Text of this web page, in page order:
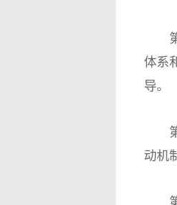
第
体系
导。
第
动机
第